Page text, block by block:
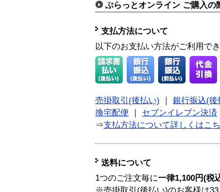
ぷらっとオンライン ご購入の
支払方法について
以下のお支払い方法がご利用で
売掛取引(後払い)
銀行振込(後
換宅配便
セブンイレブン決済
⇒支払方法について詳しくはこ
送料について
1つのご注文毎に一律1,100円(税